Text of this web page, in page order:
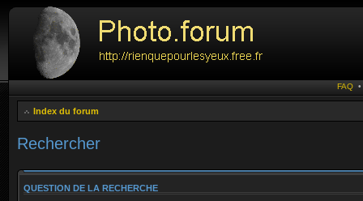
FAQ
Index du forum
Rechercher
QUESTION DE LA RECHERCHE